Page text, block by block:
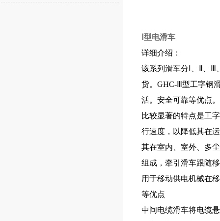
Ⅰ型电滑车
详细介绍：
该系列滑车分Ⅰ、Ⅱ、
货。GHC-Ⅲ型工字钢
活。安全可靠等优点。
比较显著的特点是工
行速度，以降低其在
其在室内、室外、多
组成，牵引滑车跟随
用于移动供电机械在
等优点
中间电缆滑车将电缆